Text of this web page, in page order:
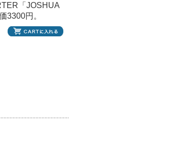
「JOSHUA
3300円。